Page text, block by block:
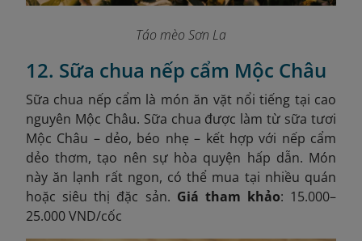
Táo mèo Sơn La
12. Sữa chua nếp cẩm Mộc Châu
Sữa chua nếp cẩm là món ăn vặt nổi tiếng tại cao
nguyên Mộc Châu. Sữa chua được làm từ sữa tươi
Mộc Châu – dẻo, béo nhẹ – kết hợp với nếp cẩm
dẻo thơm, tạo nên sự hòa quyện hấp dẫn. Món
này ăn lạnh rất ngon, có thể mua tại nhiều quán
hoặc siêu thị đặc sản. Giá tham khảo: 15.000–
25.000 VND/cốc